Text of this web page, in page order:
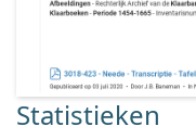
Statistieken